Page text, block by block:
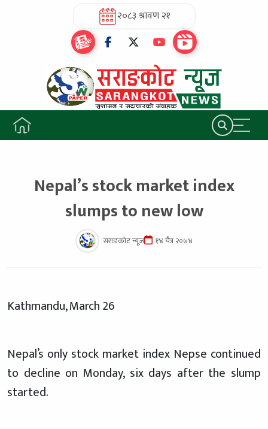
२०८३ श्रावण २१
Nepal’s stock market index
slumps to new low
सराङकोट न्यूज १४ चैत्र २०७४
Kathmandu, March 26
Nepal’s only stock market index Nepse continued
to decline on Monday, six days after the slump
started.